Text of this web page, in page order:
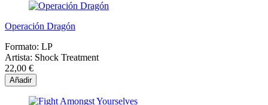
Operación Dragón
Formato: LP
Artista: Shock Treatment
22,00 €
Añadir